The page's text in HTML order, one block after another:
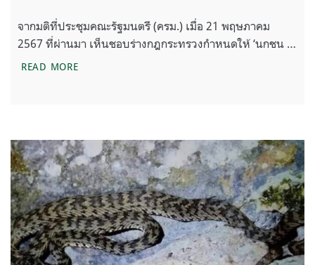
จากมติที่ประชุมคณะรัฐมนตรี (ครม.) เมื่อ 21 พฤษภาคม
2567 ที่ผ่านมา เห็นชอบร่างกฎกระทรวงกำหนดให้ ‘นกชน …
READ MORE‘นกชนหิน’ และ ‘วาฬสีน้ำเงิน’ สมาชิกใหม่ สัตว์ป่าสงว